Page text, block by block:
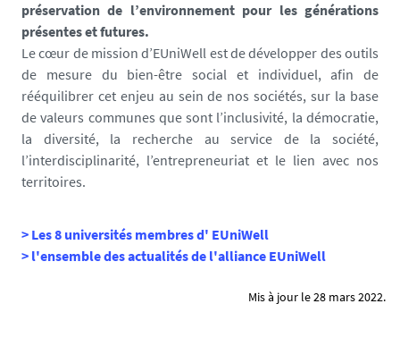
préservation de l’environnement pour les générations
présentes et futures.
Le cœur de mission d’EUniWell est de développer des outils
de mesure du bien-être social et individuel, afin de
rééquilibrer cet enjeu au sein de nos sociétés, sur la base
de valeurs communes que sont l’inclusivité, la démocratie,
la diversité, la recherche au service de la société,
l’interdisciplinarité, l’entrepreneuriat et le lien avec nos
territoires.
> Les 8 universités membres d' EUniWell
> l'ensemble des actualités de l'alliance EUniWell
Mis à jour le 28 mars 2022.